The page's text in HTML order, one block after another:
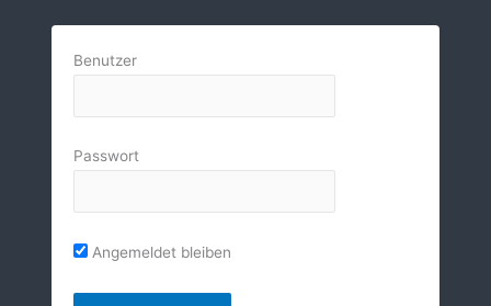
Benutzer
Passwort
Angemeldet bleiben